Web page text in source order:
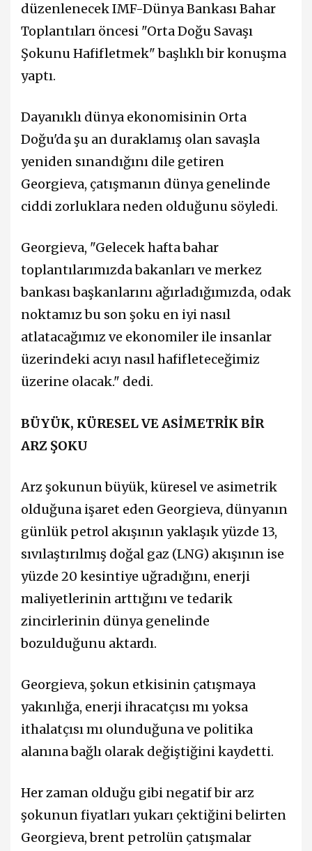
düzenlenecek IMF-Dünya Bankası Bahar
Toplantıları öncesi "Orta Doğu Savaşı
Şokunu Hafifletmek" başlıklı bir konuşma
yaptı.
Dayanıklı dünya ekonomisinin Orta
Doğu'da şu an duraklamış olan savaşla
yeniden sınandığını dile getiren
Georgieva, çatışmanın dünya genelinde
ciddi zorluklara neden olduğunu söyledi.
Georgieva, "Gelecek hafta bahar
toplantılarımızda bakanları ve merkez
bankası başkanlarını ağırladığımızda, odak
noktamız bu son şoku en iyi nasıl
atlatacağımız ve ekonomiler ile insanlar
üzerindeki acıyı nasıl hafifleteceğimiz
üzerine olacak." dedi.
BÜYÜK, KÜRESEL VE ASİMETRİK BİR
ARZ ŞOKU
Arz şokunun büyük, küresel ve asimetrik
olduğuna işaret eden Georgieva, dünyanın
günlük petrol akışının yaklaşık yüzde 13,
sıvılaştırılmış doğal gaz (LNG) akışının ise
yüzde 20 kesintiye uğradığını, enerji
maliyetlerinin arttığını ve tedarik
zincirlerinin dünya genelinde
bozulduğunu aktardı.
Georgieva, şokun etkisinin çatışmaya
yakınlığa, enerji ihracatçısı mı yoksa
ithalatçısı mı olunduğuna ve politika
alanına bağlı olarak değiştiğini kaydetti.
Her zaman olduğu gibi negatif bir arz
şokunun fiyatları yukarı çektiğini belirten
Georgieva, brent petrolün çatışmalar